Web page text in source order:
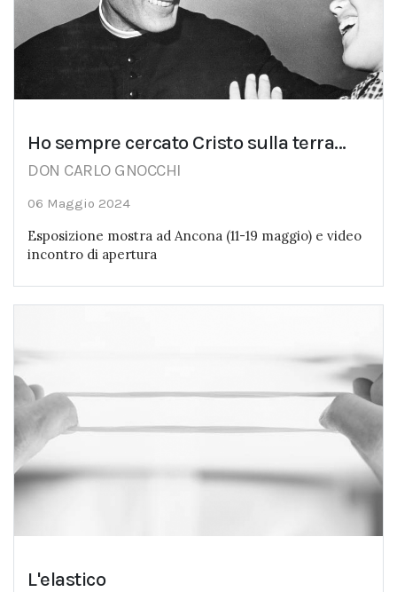
Ho sempre cercato Cristo sulla terra...
DON CARLO GNOCCHI
06 Maggio 2024
Esposizione mostra ad Ancona (11-19 maggio) e video
incontro di apertura
L'elastico